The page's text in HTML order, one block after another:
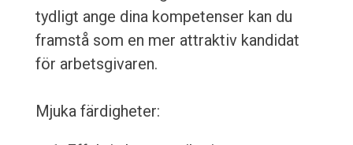
tydligt ange dina kompetenser kan du
framstå som en mer attraktiv kandidat
för arbetsgivaren.
Mjuka färdigheter: